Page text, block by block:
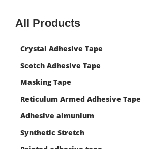
All Products
Crystal Adhesive Tape
Scotch Adhesive Tape
Masking Tape
Reticulum Armed Adhesive Tape
Adhesive almunium
Synthetic Stretch